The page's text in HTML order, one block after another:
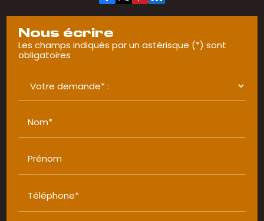
Nous écrire
Les champs indiqués par un astérisque (*) sont
obligatoires
Nom*
Prénom
Téléphone*